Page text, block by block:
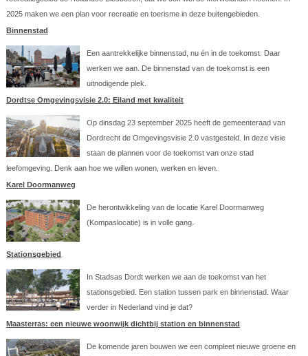
2025 maken we een plan voor recreatie en toerisme in deze buitengebieden.
Binnenstad
Een aantrekkelijke binnenstad, nu én in de toekomst. Daar
werken we aan. De binnenstad van de toekomst is een
uitnodigende plek.
Dordtse Omgevingsvisie 2.0: Eiland met kwaliteit
Op dinsdag 23 september 2025 heeft de gemeenteraad van
Dordrecht de Omgevingsvisie 2.0 vastgesteld. In deze visie
staan de plannen voor de toekomst van onze stad
leefomgeving. Denk aan hoe we willen wonen, werken en leven.
Karel Doormanweg
De herontwikkeling van de locatie Karel Doormanweg
(Kompaslocatie) is in volle gang.
Stationsgebied
In Stadsas Dordt werken we aan de toekomst van het
stationsgebied. Een station tussen park en binnenstad. Waar
verder in Nederland vind je dat?
Maasterras: een nieuwe woonwijk dichtbij station en binnenstad
De komende jaren bouwen we een compleet nieuwe groene en